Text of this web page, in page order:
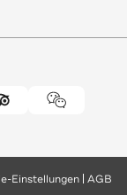
Einstellungen AGB